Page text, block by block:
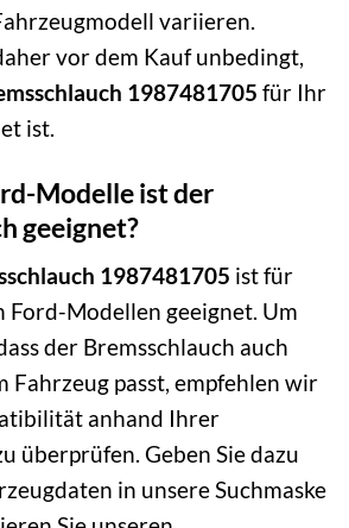
variieren.
vor dem Kauf unbedingt,
1987481705 für Ihr
ist.
Modelle ist der
geeignet?
1987481705 ist für
Ford-Modellen geeignet. Um
der Bremsschlauch auch
Fahrzeug passt, empfehlen wir
anhand Ihrer
überprüfen. Geben Sie dazu
in unsere Suchmaske